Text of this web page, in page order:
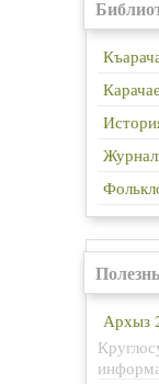
Архыз